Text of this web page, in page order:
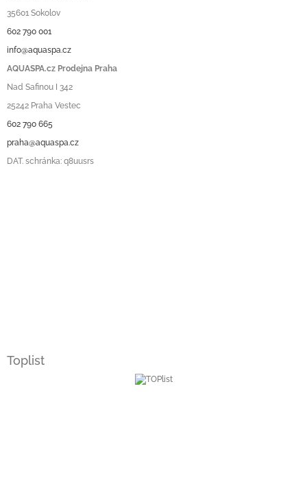
35601 Sokolov
602 790 001
info@aquaspa.cz
AQUASPA.cz Prodejna Praha
Nad Safinou I 342
25242 Praha Vestec
602 790 665
praha@aquaspa.cz
DAT. schránka: q8uusrs
Toplist